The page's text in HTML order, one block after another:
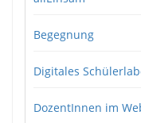
Begegnung
Digitales
DozentInnen im